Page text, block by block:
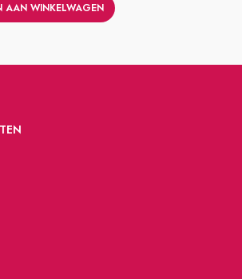
AAN WINKELWAGEN